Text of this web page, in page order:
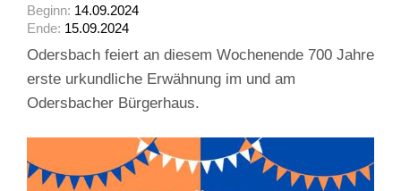
Beginn: 14.09.2024
Ende: 15.09.2024
Odersbach feiert an diesem Wochenende 700 Jahre
erste urkundliche Erwähnung im und am
Odersbacher Bürgerhaus.